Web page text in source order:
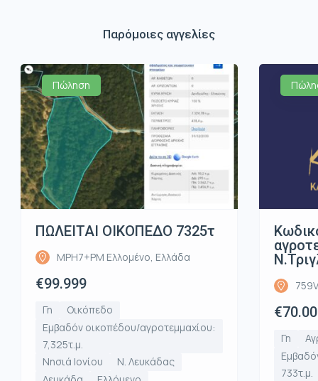
Παρόμοιες αγγελίες
Πώληση
ΠΩΛΕΙΤΑΙ ΟΙΚΟΠΕΔΟ 7325τ
MPH7+PM Ελλομένο, Ελλάδα
€99.999
Γη
Οικόπεδο
Εμβαδόν οικοπέδου/αγροτεμμαχίου:
7,325τ.μ.
Νησιά Ιονίου
Ν. Λευκάδας
Γη
733τ.μ.